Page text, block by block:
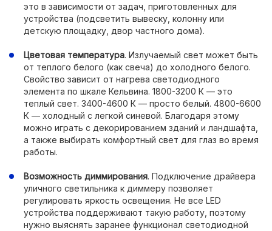
это в зависимости от задач, приготовленных для
устройства (подсветить вывеску, колонну или
детскую площадку, двор частного дома).
Цветовая температура. Излучаемый свет может быть
от теплого белого (как свеча) до холодного белого.
Свойство зависит от нагрева светодиодного
элемента по шкале Кельвина. 1800-3200 К — это
теплый свет. 3400-4600 К — просто белый. 4800-6600
К — холодный с легкой синевой. Благодаря этому
можно играть с декорированием зданий и ландшафта,
а также выбирать комфортный свет для глаз во время
работы.
Возможность диммирования. Подключение драйвера
уличного светильника к диммеру позволяет
регулировать яркость освещения. Не все LED
устройства поддерживают такую работу, поэтому
нужно выяснять заранее функционал светодиодной